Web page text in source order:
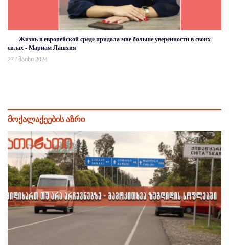
Жизнь в европейской среде придала мне больше уверенности в своих
силах - Мариам Лашхия
27 / მაისი 2024
მოქალაქეების აზრი